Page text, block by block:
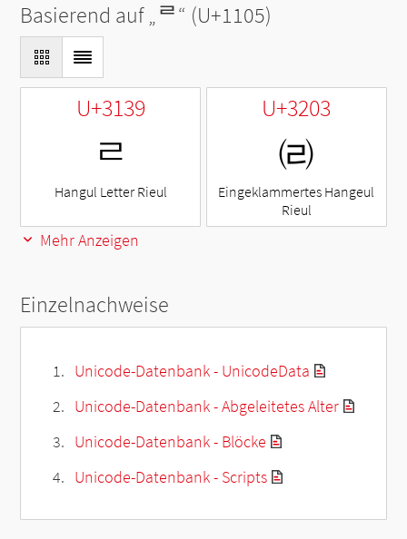
Basierend auf „ᄅ“ (U+1105)
U+3139
ㄹ
Hangul Letter Rieul
U+3203
㈃
Eingeklammertes Hangeul
Rieul
Mehr Anzeigen
Einzelnachweise
Unicode-Datenbank - UnicodeData
Unicode-Datenbank - Abgeleitetes Alter
Unicode-Datenbank - Blöcke
Unicode-Datenbank - Scripts